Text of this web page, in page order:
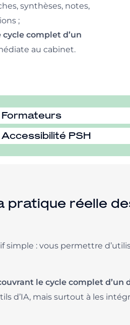
synthèses, notes,
;
complet d’un
au cabinet.
Formateurs
Accessibilité PSH
pratique réelle
: vous permettre
le cycle complet
d’IA, mais surtout à les